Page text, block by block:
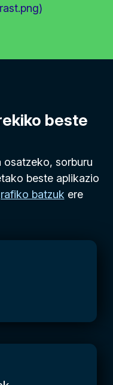
beste
osatzeko, sorburu
beste aplikazio
batzuk ere